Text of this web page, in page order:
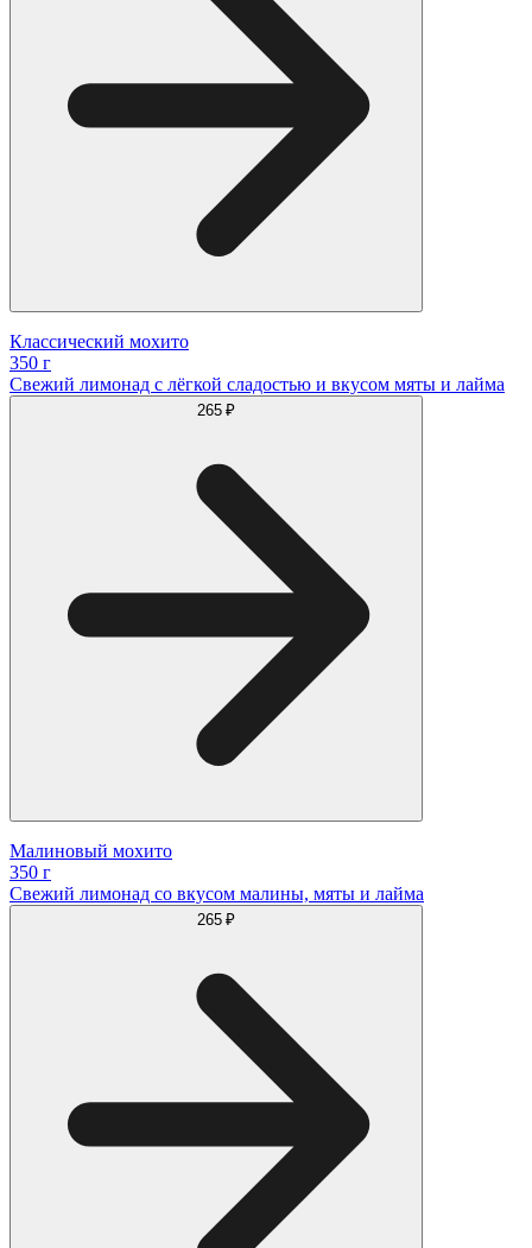
Классический мохито
350 г
Свежий лимонад с лёгкой сладостью и вкусом мяты и лайма
265 ₽
Малиновый мохито
350 г
Свежий лимонад со вкусом малины, мяты и лайма
265 ₽